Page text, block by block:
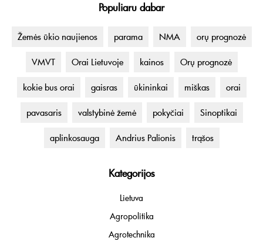
Populiaru dabar
Žemės ūkio naujienos parama NMA orų prognozė
VMVT Orai Lietuvoje kainos Orų prognozė
kokie bus orai gaisras ūkininkai miškas orai
pavasaris valstybinė žemė pokyčiai Sinoptikai
aplinkosauga Andrius Palionis trąšos
Kategorijos
Lietuva
Agropolitika
Agrotechnika